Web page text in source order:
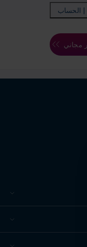
| الحساب
مجاني